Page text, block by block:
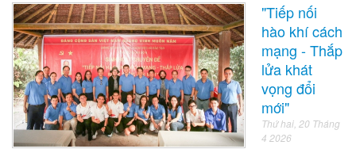
"Tiếp nối
hào khí cách
mạng - Thắp
lửa khát
vọng đổi
mới"
Thứ hai, 20 Tháng
4 2026